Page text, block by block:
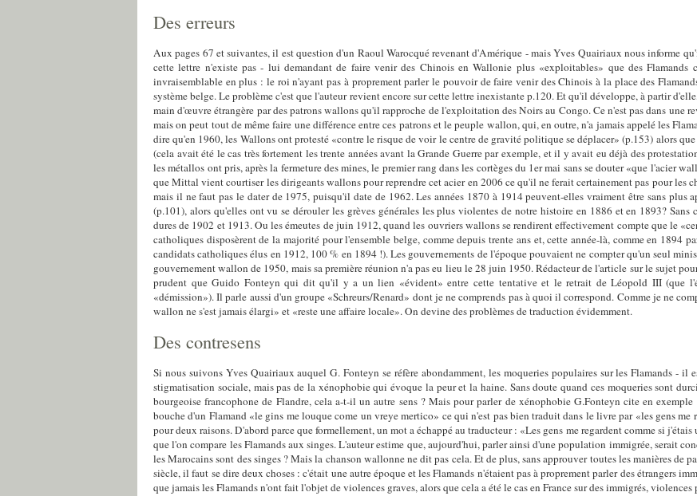
Des erreurs
Aux pages 67 et suivantes, il est question d'un Raoul Warocqué revenant d'Amérique - mais Yves Quairiaux nous informe
cette lettre n'existe pas - lui demandant de faire venir des Chinois en Wallonie plus «exploitables» que des
invraisemblable en plus : le roi n'ayant pas à proprement parler le pouvoir de faire venir des Chinois à la place des
système belge. Le problème c'est que l'auteur revient encore sur cette lettre inexistante p.120. Et qu'il développe, à partir
main d'œuvre étrangère par des patrons wallons qu'il rapproche de l'exploitation des Noirs au Congo. Ce n'est pas dans une
mais on peut tout de même faire une différence entre ces patrons et le peuple wallon, qui, en outre, n'a jamais appelé les
dire qu'en 1960, les Wallons ont protesté «contre le risque de voir le centre de gravité politique se déplacer» (p.153) alors
(cela avait été le cas très fortement les trente années avant la Grande Guerre par exemple, et il y avait eu déjà des
les métallos ont pris, après la fermeture des mines, le premier rang dans les cortèges du 1er mai sans se douter «que l'acier
que Mittal vient courtiser les dirigeants wallons pour reprendre cet acier en 2006 ce qu'il ne ferait certainement pas pour les
mais il ne faut pas le dater de 1975, puisqu'il date de 1962. Les années 1870 à 1914 peuvent-elles vraiment être sans plus
(p.101), alors qu'elles ont vu se dérouler les grèves générales les plus violentes de notre histoire en 1886 et en 1893? Sans
dures de 1902 et 1913. Ou les émeutes de juin 1912, quand les ouvriers wallons se rendirent effectivement compte que le
catholiques disposèrent de la majorité pour l'ensemble belge, comme depuis trente ans et, cette année-là, comme en 1894
candidats catholiques élus en 1912, 100 % en 1894 !). Les gouvernements de l'époque pouvaient ne compter qu'un seul
gouvernement wallon de 1950, mais sa première réunion n'a pas eu lieu le 28 juin 1950. Rédacteur de l'article sur le sujet
prudent que Guido Fonteyn qui dit qu'il y a un lien «évident» entre cette tentative et le retrait de Léopold III (que
«démission»). Il parle aussi d'un groupe «Schreurs/Renard» dont je ne comprends pas à quoi il correspond. Comme je ne
wallon ne s'est jamais élargi» et «reste une affaire locale». On devine des problèmes de traduction évidemment.
Des contresens
Si nous suivons Yves Quairiaux auquel G. Fonteyn se réfère abondamment, les moqueries populaires sur les Flamands -
stigmatisation sociale, mais pas de la xénophobie qui évoque la peur et la haine. Sans doute quand ces moqueries sont
bourgeoise francophone de Flandre, cela a-t-il un autre sens ? Mais pour parler de xénophobie G.Fonteyn cite en
bouche d'un Flamand «le gins me louque come un vreye mertico» ce qui n'est pas bien traduit dans le livre par «les gens
pour deux raisons. D'abord parce que formellement, un mot a échappé au traducteur : «Les gens me regardent comme si
que l'on compare les Flamands aux singes. L'auteur estime que, aujourd'hui, parler ainsi d'une population immigrée, serait
les Marocains sont des singes ? Mais la chanson wallonne ne dit pas cela. Et de plus, sans approuver toutes les manières de
siècle, il faut se dire deux choses : c'était une autre époque et les Flamands n'étaient pas à proprement parler des étrangers
que jamais les Flamands n'ont fait l'objet de violences graves, alors que cela a été le cas en France sur des immigrés,